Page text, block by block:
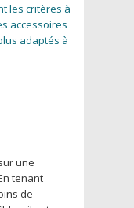
les critères à
accessoires
adaptés à
une
tenant
de